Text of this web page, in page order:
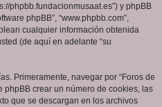
phpbb.fundacionmusaat.es”) y phpBB
phpBB”, “www.phpbb.com”,
cualquier información obtenida
(de aquí en adelante “su
Primeramente, navegar por “Foros de
phpBB crear un número de cookies, las
que se descargan en los archivos